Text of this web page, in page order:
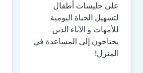
على جليسات أطفال
لتسهيل الحياة اليومية
للأمهات و الآباء الذين
يحتاجون إلى المساعدة في
المنزل!